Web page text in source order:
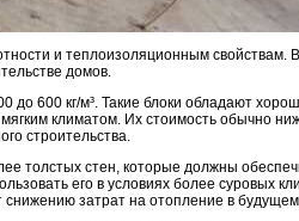
и теплоизоляционным свойствам.
домов.
до 600 кг/м³. Такие блоки обладают
климатом. Их стоимость обычно
строительства.
толстых стен, которые должны
его в условиях более суровых
затрат на отопление в будущем.